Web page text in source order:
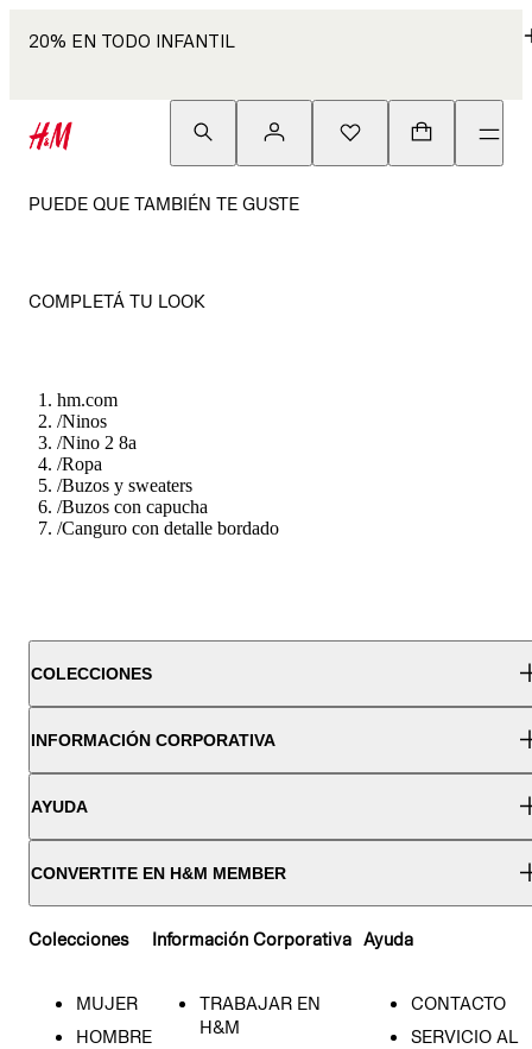
20% EN TODO INFANTIL
PUEDE QUE TAMBIÉN TE GUSTE
COMPLETÁ TU LOOK
hm.com
/Ninos
/Nino 2 8a
/Ropa
/Buzos y sweaters
/Buzos con capucha
/Canguro con detalle bordado
COLECCIONES
INFORMACIÓN CORPORATIVA
AYUDA
CONVERTITE EN H&M MEMBER
Colecciones
MUJER
HOMBRE
Información Corporativa
TRABAJAR EN
H&M
Ayuda
CONTACTO
SERVICIO AL